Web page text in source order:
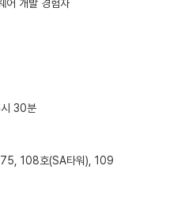
개발 경험자
30분
108호(SA타워), 109